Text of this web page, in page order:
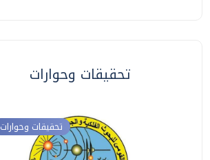
تحقيقات وحوارات
تحقيقات وحوارات